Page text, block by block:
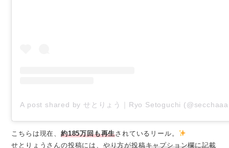
A post shared by せとりょう｜Ryo Setoguchi
こちらは現在、 約185万回も再生されているリール。
せとりょうさんの投稿には、 やり方が投稿キャプション欄に記載